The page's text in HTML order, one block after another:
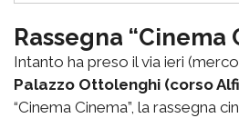
Rassegna “Cinema
Intanto ha preso il via ieri
Palazzo Ottolenghi (corso
“Cinema Cinema”, la rassegna